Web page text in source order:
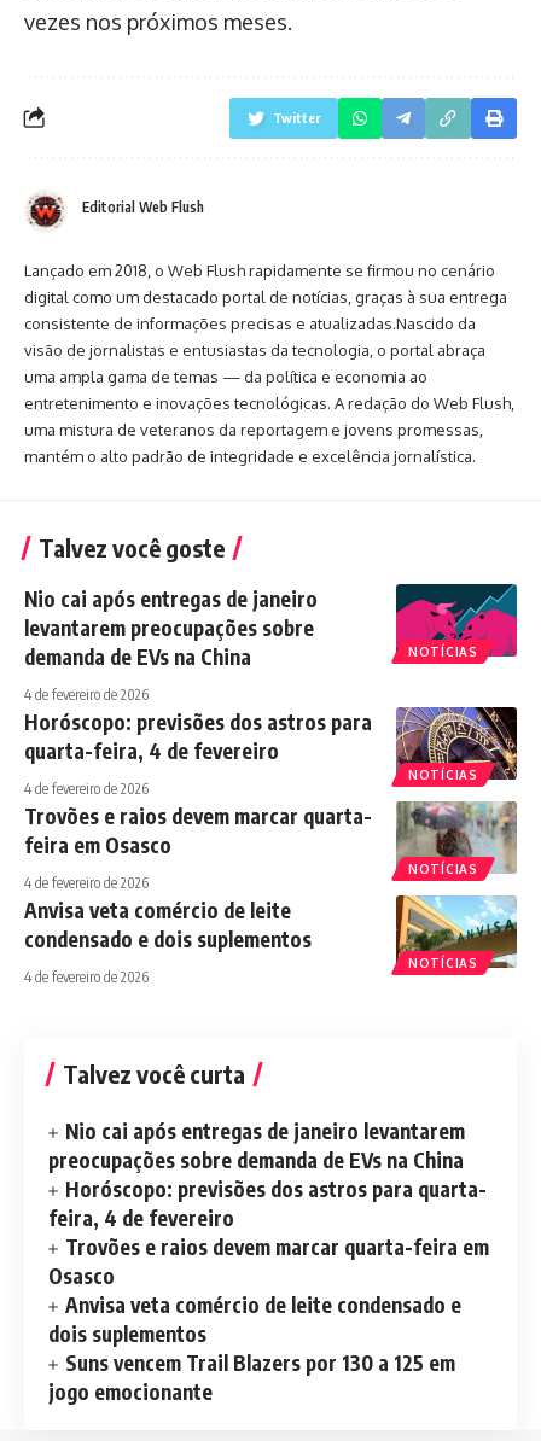
vezes nos próximos meses.
Twitter
Editorial Web Flush
Lançado em 2018, o Web Flush rapidamente se firmou no cenário
digital como um destacado portal de notícias, graças à sua entrega
consistente de informações precisas e atualizadas.Nascido da
visão de jornalistas e entusiastas da tecnologia, o portal abraça
uma ampla gama de temas — da política e economia ao
entretenimento e inovações tecnológicas. A redação do Web Flush,
uma mistura de veteranos da reportagem e jovens promessas,
mantém o alto padrão de integridade e excelência jornalística.
Talvez você goste
NOTÍCIAS
Nio cai após entregas de janeiro
levantarem preocupações sobre
demanda de EVs na China
4 de fevereiro de 2026
NOTÍCIAS
Horóscopo: previsões dos astros para
quarta-feira, 4 de fevereiro
4 de fevereiro de 2026
NOTÍCIAS
Trovões e raios devem marcar quarta-
feira em Osasco
4 de fevereiro de 2026
NOTÍCIAS
Anvisa veta comércio de leite
condensado e dois suplementos
4 de fevereiro de 2026
Talvez você curta
Nio cai após entregas de janeiro levantarem
preocupações sobre demanda de EVs na China
Horóscopo: previsões dos astros para quarta-
feira, 4 de fevereiro
Trovões e raios devem marcar quarta-feira em
Osasco
Anvisa veta comércio de leite condensado e
dois suplementos
Suns vencem Trail Blazers por 130 a 125 em
jogo emocionante